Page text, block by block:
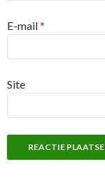
E-mail*
Site